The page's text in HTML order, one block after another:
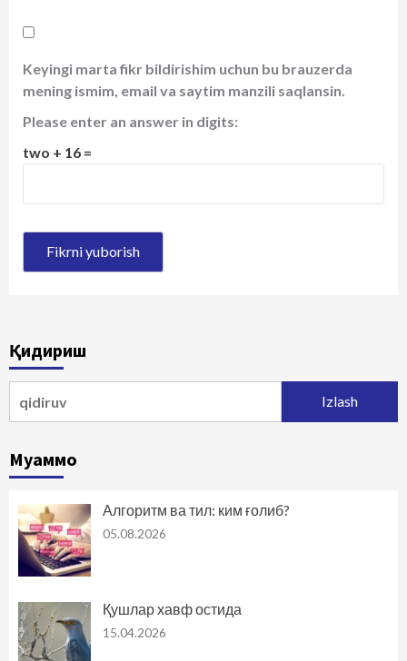
Keyingi marta fikr bildirishim uchun bu brauzerda
mening ismim, email va saytim manzili saqlansin.
Please enter an answer in digits:
two + 16 =
Қидириш
Муаммо
Алгоритм ва тил: ким ғолиб?
05.08.2026
Қушлар хавф остида
15.04.2026